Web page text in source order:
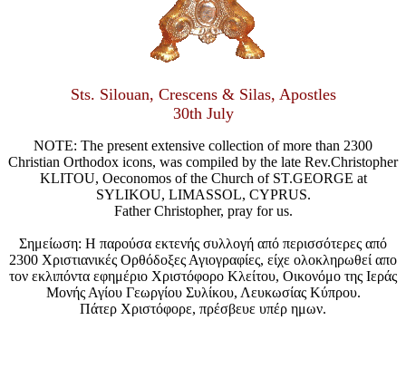
Sts. Silouan, Crescens & Silas, Apostles
30th July
NOTE: The present extensive collection of more than 2300
Christian Orthodox icons, was compiled by the late Rev.Christopher
KLITOU, Oeconomos of the Church of ST.GEORGE at
SYLIKOU, LIMASSOL, CYPRUS.
Father Christopher, pray for us.
Σημείωση: Η παρούσα εκτενής συλλογή από περισσότερες από
2300 Χριστιανικές Ορθόδοξες Αγιογραφίες, είχε ολοκληρωθεί απο
τον εκλιπόντα εφημέριο Χριστόφορο Κλείτου, Οικονόμο της Ιεράς
Μονής Αγίου Γεωργίου Συλίκου, Λευκωσίας Κύπρου.
Πάτερ Χριστόφορε, πρέσβευε υπέρ ημων.